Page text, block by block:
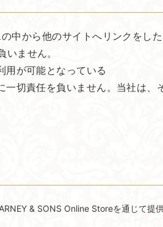
中から他のサイトへリンクを
ません。
が可能となっている
切責任を負いません。当社は
& SONS Online Storeを通じて